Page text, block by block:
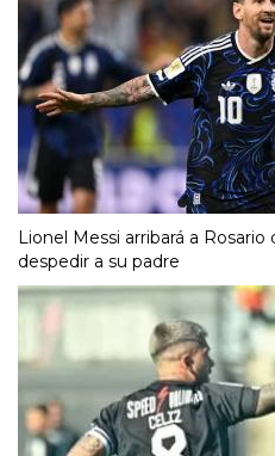
Lionel Messi arribará a Rosario
despedir a su padre